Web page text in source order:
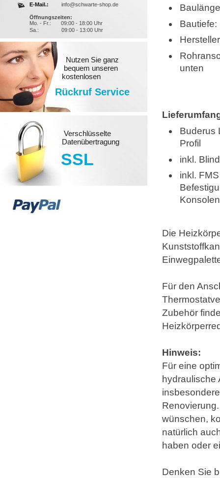
Bautiefe:
unten
Buderus
Profil
inkl.
inkl.
Die
Für den
Zubehör
Hinweis:
Für eine
hydraulische
wünschen,
natürlich
haben oder
Denken Sie
E-Mail.:
info@schwarte-shop.de
Öffnungszeiten:
Mo. - Fr.:
09:00 - 18:00 Uhr
Sa.:
09:00 - 13:00 Uhr
Nutzen Sie ganz
bequem unseren
kostenlosen
Rückruf Service
Verschlüsselte
Datenübertragung
SSL